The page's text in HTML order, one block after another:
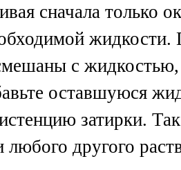
сначала только
жидкости.
с
оставшуюся
затирки.
любого другого